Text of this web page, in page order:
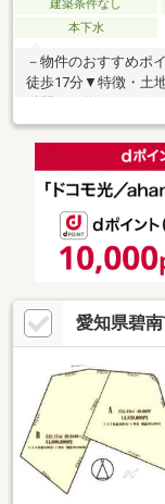
建築条件なし
本下水
－物件のおすすめポ
徒歩17分▼特徴・土
環境・源氏神明公園
町店」徒歩7分(約
7分(約550m)・スギ
ては農地転用の届出
問い合わせください
愛知県碧